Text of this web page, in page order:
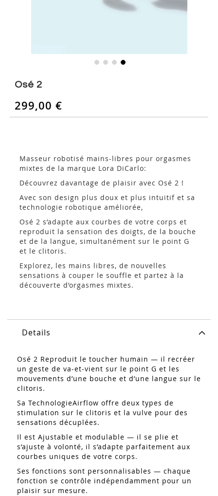
beginning
Osé 2
299,00 €
Masseur robotisé mains-libres pour orgasmes
mixtes de la marque Lora DiCarlo:
Découvrez davantage de plaisir avec Osé 2 !
Avec son design plus doux et plus intuitif et sa
technologie robotique améliorée,
Osé 2 s’adapte aux courbes de votre corps et
reproduit la sensation des doigts, de la bouche
et de la langue, simultanément sur le point G
et le clitoris.
Explorez, les mains libres, de nouvelles
sensations à couper le souffle et partez à la
découverte d’orgasmes mixtes.
Details
Osé 2 Reproduit le toucher humain — il recréer
un geste de va-et-vient sur le point G et les
mouvements d’une bouche et d’une langue sur le
clitoris.
Sa TechnologieAirflow offre deux types de
stimulation sur le clitoris et la vulve pour des
sensations décuplées.
Il est Ajustable et modulable — il se plie et
s’ajuste à volonté, il s’adapte parfaitement aux
courbes uniques de votre corps.
Ses fonctions sont personnalisables — chaque
fonction se contrôle indépendamment pour un
plaisir sur mesure.